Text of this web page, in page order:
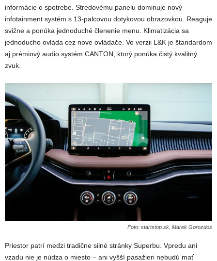
informácie o spotrebe. Stredovému panelu dominuje nový
infotainment systém s 13-palcovou dotykovou obrazovkou. Reaguje
svižne a ponúka jednoduché členenie menu. Klimatizácia sa
jednoducho ovláda cez nove ovládače. Vo verzii L&K je štandardom
aj prémiový audio systém CANTON, ktorý ponúka čistý kvalitný
zvuk.
Foto: startstop.sk, Marek Gorozdos
Priestor patrí medzi tradične silné stránky Superbu. Vpredu ani
vzadu nie je núdza o miesto – ani vyšší pasažieri nebudú mať